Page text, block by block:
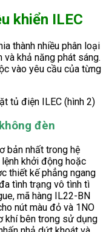
khiển ILEC
thành nhiều phân loại
và khả năng phát sáng.
vào yêu cầu của từng
đèn
bản nhất trong hệ
khởi động hoặc
thiết kế phẳng ngang
tình trạng vô tình tì
mã hàng IL22-BN
nút màu đỏ và 1NO
khí bên trong sử dụng